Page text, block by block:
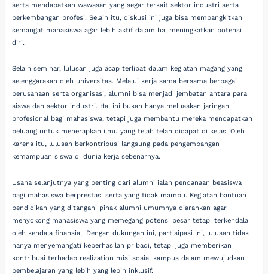
serta mendapatkan wawasan yang segar terkait sektor industri serta
perkembangan profesi. Selain itu, diskusi ini juga bisa membangkitkan
semangat mahasiswa agar lebih aktif dalam hal meningkatkan potensi
diri.
Selain seminar, lulusan juga acap terlibat dalam kegiatan magang yang
selenggarakan oleh universitas. Melalui kerja sama bersama berbagai
perusahaan serta organisasi, alumni bisa menjadi jembatan antara para
siswa dan sektor industri. Hal ini bukan hanya meluaskan jaringan
profesional bagi mahasiswa, tetapi juga membantu mereka mendapatkan
peluang untuk menerapkan ilmu yang telah telah didapat di kelas. Oleh
karena itu, lulusan berkontribusi langsung pada pengembangan
kemampuan siswa di dunia kerja sebenarnya.
Usaha selanjutnya yang penting dari alumni ialah pendanaan beasiswa
bagi mahasiswa berprestasi serta yang tidak mampu. Kegiatan bantuan
pendidikan yang ditangani pihak alumni umumnya diarahkan agar
menyokong mahasiswa yang memegang potensi besar tetapi terkendala
oleh kendala finansial. Dengan dukungan ini, partisipasi ini, lulusan tidak
hanya menyemangati keberhasilan pribadi, tetapi juga memberikan
kontribusi terhadap realization misi sosial kampus dalam mewujudkan
pembelajaran yang lebih yang lebih inklusif.